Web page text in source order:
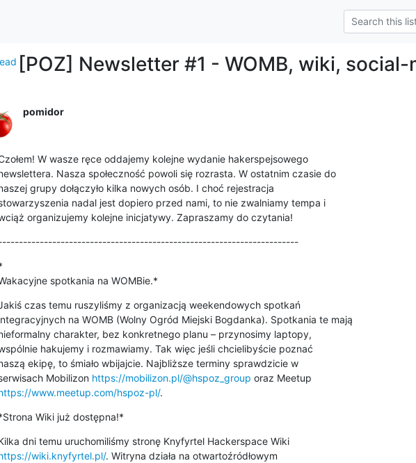
[POZ] Newsletter #1 - WOMB, wiki,
pomidor
W wasze ręce oddajemy kolejne wydanie hakerspejsowego
Nasza społeczność powoli się rozrasta. W ostatnim czasie do
grupy dołączyło kilka nowych osób. I choć rejestracja
nadal jest dopiero przed nami, to nie zwalniamy tempa i
organizujemy kolejne inicjatywy. Zapraszamy do czytania!
spotkania na WOMBie.*
czas temu ruszyliśmy z organizacją weekendowych spotkań
na WOMB (Wolny Ogród Miejski Bogdanka). Spotkania te mają
charakter, bez konkretnego planu – przynosimy laptopy,
hakujemy i rozmawiamy. Tak więc jeśli chcielibyście poznać
ekipę, to śmiało wbijajcie. Najbliższe terminy sprawdzicie w
Mobilizon https://mobilizon.pl/@hspoz_group
www.meetup.com/hspoz-pl/.
Wiki już dostępna!*
wiki.knyfyrtel.pl/. Witryna działa na otwartoźródłowym